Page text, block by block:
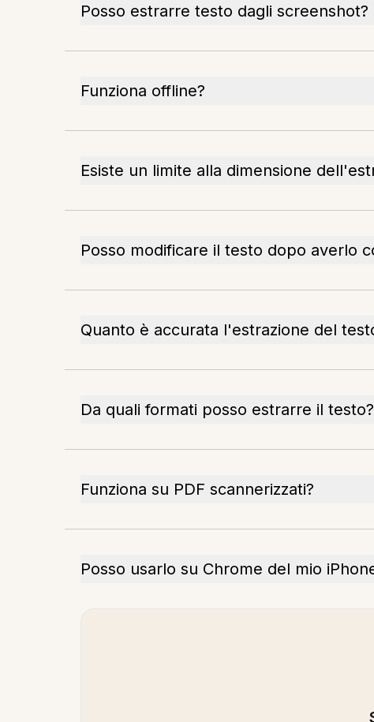
Posso estrarre testo dagli screenshot?
Funziona offline?
Esiste un limite alla dimensione
Posso modificare il testo dopo averlo
Quanto è accurata l'estrazione del
Da quali formati posso estrarre il testo?
Funziona su PDF scannerizzati?
Posso usarlo su Chrome del mio